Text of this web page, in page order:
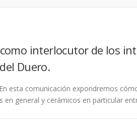
como interlocutor de los
Duero.
esta comunicación expondremos
en general y cerámicos en particular